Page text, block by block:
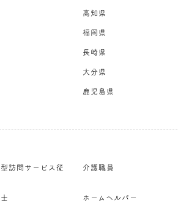
高知県
福岡県
長崎県
大分県
鹿児島県
訪問サービス従
介護職員
ホームヘルパー